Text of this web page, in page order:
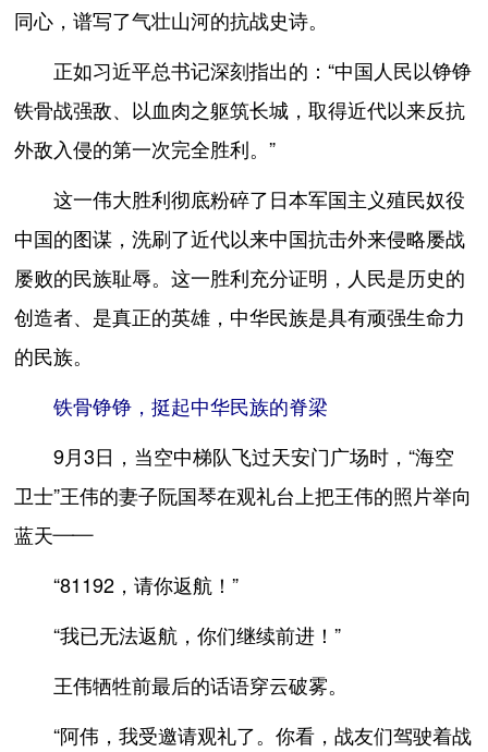
同心，谱写了气壮山河的抗战史诗。
正如习近平总书记深刻指出的：“中国人民以铮铮
铁骨战强敌、以血肉之躯筑长城，取得近代以来反抗
外敌入侵的第一次完全胜利。”
这一伟大胜利彻底粉碎了日本军国主义殖民奴役
中国的图谋，洗刷了近代以来中国抗击外来侵略屡战
屡败的民族耻辱。这一胜利充分证明，人民是历史的
创造者、是真正的英雄，中华民族是具有顽强生命力
的民族。
铁骨铮铮，挺起中华民族的脊梁
9月3日，当空中梯队飞过天安门广场时，“海空
卫士”王伟的妻子阮国琴在观礼台上把王伟的照片举向
蓝天——
“81192，请你返航！”
“我已无法返航，你们继续前进！”
王伟牺牲前最后的话语穿云破雾。
“阿伟，我受邀请观礼了。你看，战友们驾驶着战